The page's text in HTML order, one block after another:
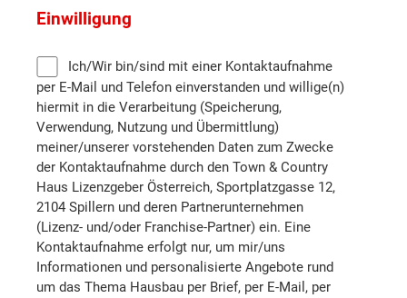
Mistelbach
Neunkirchen
Sankt Pölten (Stadt)
Sankt Pölten (Land)
Scheibbs
Tulln
Einwilligung
Ich/Wir bin/sind mit einer Kontaktaufnahme
per E-Mail und Telefon einverstanden und willige(n)
hiermit in die Verarbeitung (Speicherung,
Verwendung, Nutzung und Übermittlung)
meiner/unserer vorstehenden Daten zum Zwecke
der Kontaktaufnahme durch den Town & Country
Haus Lizenzgeber Österreich, Sportplatzgasse 12,
2104 Spillern und deren Partnerunternehmen
(Lizenz- und/oder Franchise-Partner) ein. Eine
Kontaktaufnahme erfolgt nur, um mir/uns
Informationen und personalisierte Angebote rund
um das Thema Hausbau per Brief, per E-Mail, per